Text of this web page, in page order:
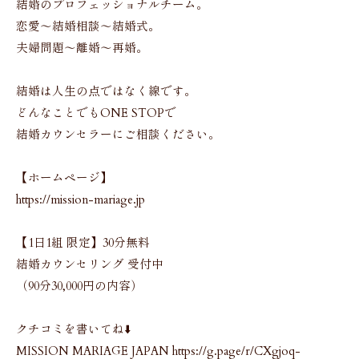
結婚のプロフェッショナルチーム。
恋愛〜結婚相談〜結婚式。
夫婦問題〜離婚〜再婚。
結婚は人生の点ではなく線です。
どんなことでもONE STOPで
結婚カウンセラーにご相談ください。
【ホームページ】
https://mission-mariage.jp
【1日1組 限定】30分無料
結婚カウンセリング 受付中
（90分30,000円の内容）
クチコミを書いてね⬇️
MISSION MARIAGE JAPAN https://g.page/r/CXgjoq-